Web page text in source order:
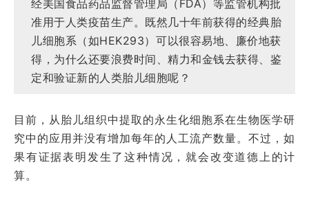
经美国食品药品监督管理局（FDA）等监管机构批
准用于人类疫苗生产。既然几十年前获得的经典胎
儿细胞系（如HEK293）可以很容易地、廉价地获
得，为什么还要浪费时间、精力和金钱去获得、鉴
定和验证新的人类胎儿细胞呢？
目前，从胎儿组织中提取的永生化细胞系在生物医学研
究中的应用并没有增加每年的人工流产数量。不过，如
果有证据表明发生了这种情况，就会改变道德上的计
算。